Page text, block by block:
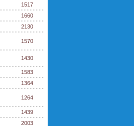
1517
1660
2130
1570
1430
1583
1364
1264
1439
2003